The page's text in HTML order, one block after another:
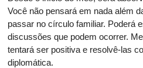
Você não pensará em nada além
passar no círculo familiar. Poderá
discussões que podem ocorrer.
tentará ser positiva e resolvê-las
diplomática.